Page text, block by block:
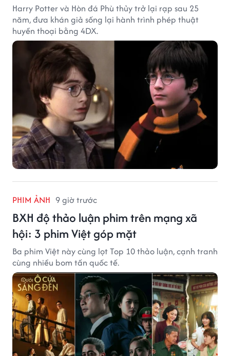
Harry Potter và Hòn đá Phù thủy trở lại rạp sau 25
năm, đưa khán giả sống lại hành trình phép thuật
huyền thoại bằng 4DX.
PHIM ẢNH 9 giờ trước
BXH độ thảo luận phim trên mạng xã
hội: 3 phim Việt góp mặt
Ba phim Việt này cùng lọt Top 10 thảo luận, cạnh tranh
cùng nhiều bom tấn quốc tế.